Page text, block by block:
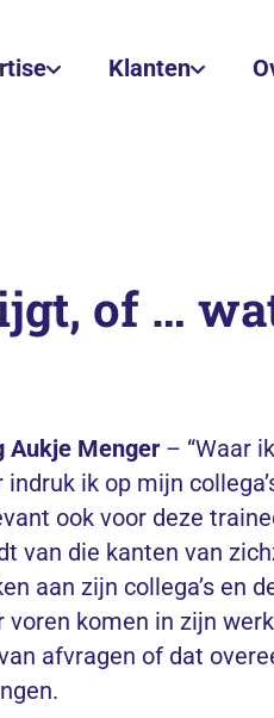
Klanten
of …
Aukje Menger – “Waar
indruk ik op mijn
ook voor deze
van die kanten van
aan zijn collega’s en
voren komen in zijn
afvragen of dat